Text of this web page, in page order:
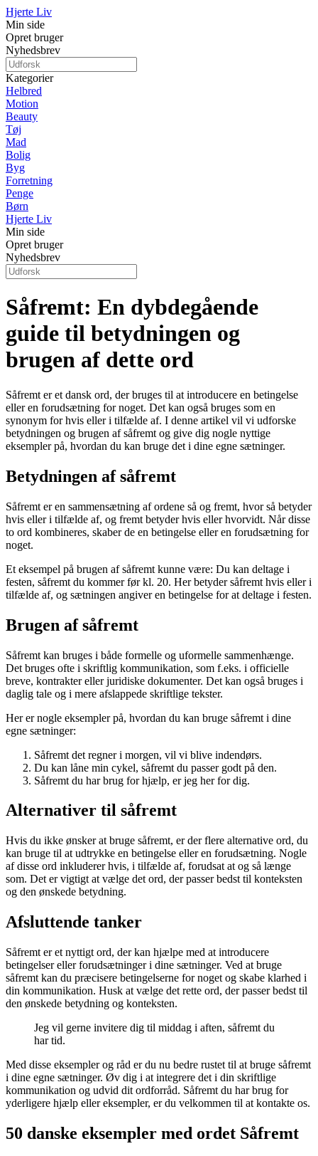
Hjerte Liv
Min side
Opret bruger
Nyhedsbrev
Kategorier
Helbred
Motion
Beauty
Tøj
Mad
Bolig
Byg
Forretning
Penge
Børn
Hjerte Liv
Min side
Opret bruger
Nyhedsbrev
Såfremt: En dybdegående
guide til betydningen og
brugen af dette ord
Såfremt er et dansk ord, der bruges til at introducere en betingelse
eller en forudsætning for noget. Det kan også bruges som en
synonym for hvis eller i tilfælde af. I denne artikel vil vi udforske
betydningen og brugen af såfremt og give dig nogle nyttige
eksempler på, hvordan du kan bruge det i dine egne sætninger.
Betydningen af såfremt
Såfremt er en sammensætning af ordene så og fremt, hvor så betyder
hvis eller i tilfælde af, og fremt betyder hvis eller hvorvidt. Når disse
to ord kombineres, skaber de en betingelse eller en forudsætning for
noget.
Et eksempel på brugen af såfremt kunne være: Du kan deltage i
festen, såfremt du kommer før kl. 20. Her betyder såfremt hvis eller i
tilfælde af, og sætningen angiver en betingelse for at deltage i festen.
Brugen af såfremt
Såfremt kan bruges i både formelle og uformelle sammenhænge.
Det bruges ofte i skriftlig kommunikation, som f.eks. i officielle
breve, kontrakter eller juridiske dokumenter. Det kan også bruges i
daglig tale og i mere afslappede skriftlige tekster.
Her er nogle eksempler på, hvordan du kan bruge såfremt i dine
egne sætninger:
Såfremt det regner i morgen, vil vi blive indendørs.
Du kan låne min cykel, såfremt du passer godt på den.
Såfremt du har brug for hjælp, er jeg her for dig.
Alternativer til såfremt
Hvis du ikke ønsker at bruge såfremt, er der flere alternative ord, du
kan bruge til at udtrykke en betingelse eller en forudsætning. Nogle
af disse ord inkluderer hvis, i tilfælde af, forudsat at og så længe
som. Det er vigtigt at vælge det ord, der passer bedst til konteksten
og den ønskede betydning.
Afsluttende tanker
Såfremt er et nyttigt ord, der kan hjælpe med at introducere
betingelser eller forudsætninger i dine sætninger. Ved at bruge
såfremt kan du præcisere betingelserne for noget og skabe klarhed i
din kommunikation. Husk at vælge det rette ord, der passer bedst til
den ønskede betydning og konteksten.
Jeg vil gerne invitere dig til middag i aften, såfremt du
har tid.
Med disse eksempler og råd er du nu bedre rustet til at bruge såfremt
i dine egne sætninger. Øv dig i at integrere det i din skriftlige
kommunikation og udvid dit ordforråd. Såfremt du har brug for
yderligere hjælp eller eksempler, er du velkommen til at kontakte os.
50 danske eksempler med ordet Såfremt